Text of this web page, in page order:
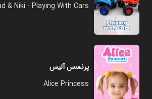
& Niki - Playing With Cars
پرنسس آلیس
Alice Princess